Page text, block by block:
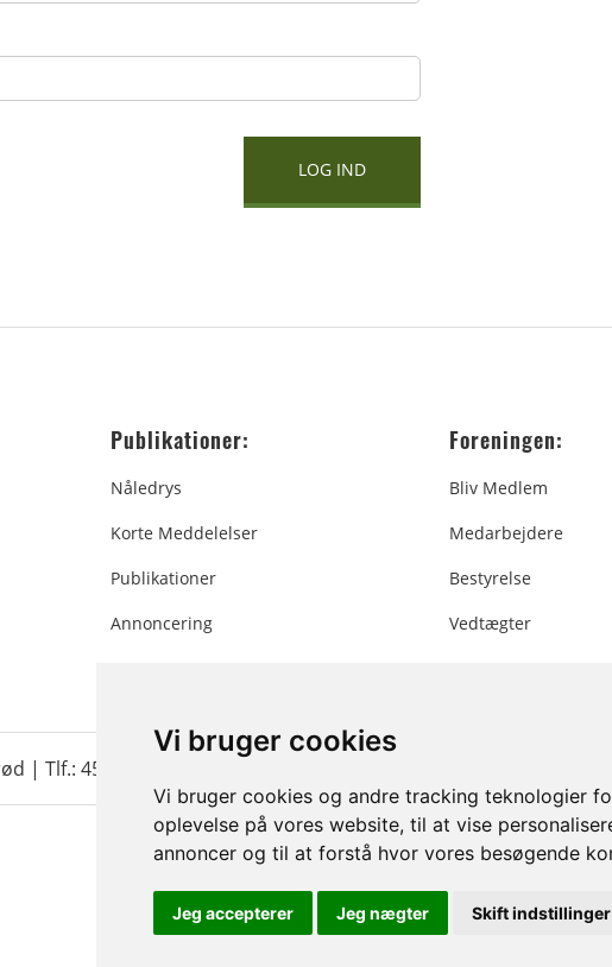
Vi bruger cookies
Vi bruger cookies og andre tracking teknologier
oplevelse på vores website, til at vise
annoncer og til at forstå hvor vores besøgende
Jeg accepterer Jeg nægter Skift indstillinger
Publikationer:
Nåledrys
Korte Meddelelser
Publikationer
Annoncering
Foreningen:
Bliv Medlem
Medarbejdere
Bestyrelse
Vedtægter
| Tlf.: 45 35 24 12